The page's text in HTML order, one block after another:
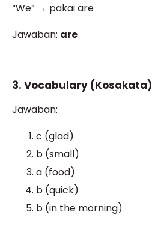
“We” → pakai are
Jawaban: are
3. Vocabulary (Kosakata)
Jawaban:
c (glad)
b (small)
a (food)
b (quick)
b (in the morning)